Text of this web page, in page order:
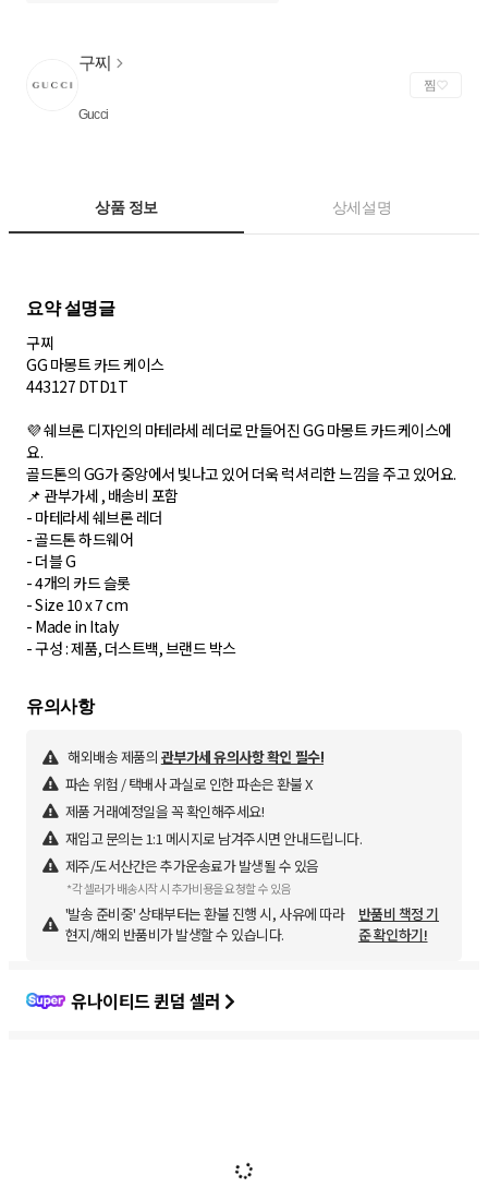
구찌
Gucci
찜
상품 정보 상세설명
요약 설명글
구찌
GG 마몽트 카드 케이스
443127 DTD1T
💜 쉐브론 디자인의 마테라세 레더로 만들어진 GG 마몽트 카드케이스에
요.
골드톤의 GG가 중앙에서 빛나고 있어 더욱 럭셔리한 느낌을 주고 있어요.
📌 관부가세 , 배송비 포함
- 마테라세 쉐브론 레더
- 골드톤 하드웨어
- 더블 G
- 4개의 카드 슬롯
- Size 10 x 7 cm
- Made in Italy
- 구성 : 제품, 더스트백, 브랜드 박스
유의사항
해외배송 제품의 관부가세 유의사항 확인 필수!
파손 위험 / 택배사 과실로 인한 파손은 환불 X
제품 거래예정일을 꼭 확인해주세요!
재입고 문의는 1:1 메시지로 남겨주시면 안내드립니다.
제주/도서산간은 추가운송료가 발생될 수 있음
*각 셀러가 배송시작 시 추가비용을 요청할 수 있음
'발송 준비중' 상태부터는 환불 진행 시, 사유에 따라
현지/해외 반품비가 발생할 수 있습니다.
반품비 책정 기
준 확인하기!
유나이티드 퀸덤 셀러